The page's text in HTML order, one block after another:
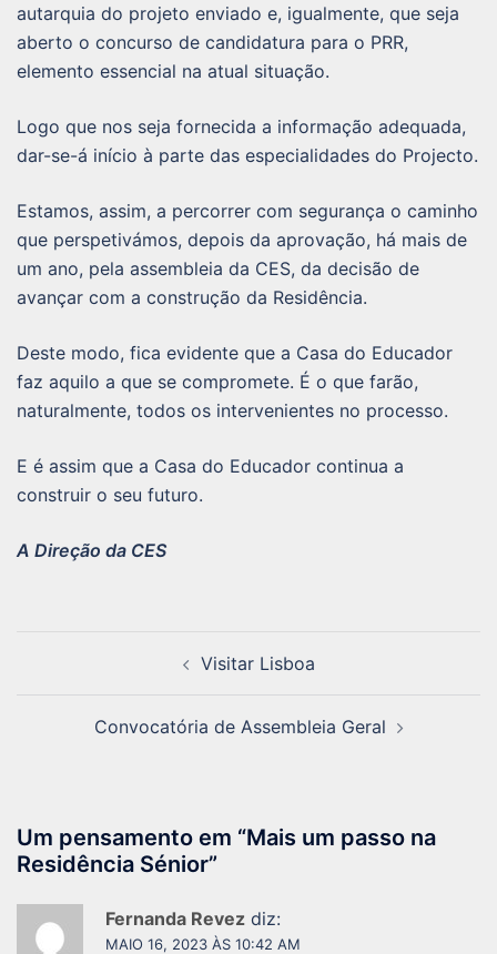
autarquia do projeto enviado e, igualmente, que seja
aberto o concurso de candidatura para o PRR,
elemento essencial na atual situação.
Logo que nos seja fornecida a informação adequada,
dar-se-á início à parte das especialidades do Projecto.
Estamos, assim, a percorrer com segurança o caminho
que perspetivámos, depois da aprovação, há mais de
um ano, pela assembleia da CES, da decisão de
avançar com a construção da Residência.
Deste modo, fica evidente que a Casa do Educador
faz aquilo a que se compromete. É o que farão,
naturalmente, todos os intervenientes no processo.
E é assim que a Casa do Educador continua a
construir o seu futuro.
A Direção da CES
Visitar Lisboa
Convocatória de Assembleia Geral
Um pensamento em “Mais um passo na
Residência Sénior”
Fernanda Revez diz:
MAIO 16, 2023 ÀS 10:42 AM